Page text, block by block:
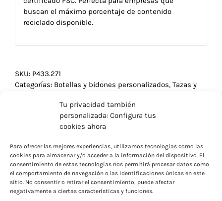
Tu privacidad también
personalizada: Configura tus
cookies ahora
Para ofrecer las mejores experiencias, utilizamos tecnologías como las
cookies para almacenar y/o acceder a la información del dispositivo. El
consentimiento de estas tecnologías nos permitirá procesar datos como
el comportamiento de navegación o las identificaciones únicas en este
sitio. No consentir o retirar el consentimiento, puede afectar
negativamente a ciertas características y funciones.
buscan el máximo porcentaje de contenido
reciclado disponible.
SKU: P433.271
Categorías: Botellas y bidones personalizados, Tazas y